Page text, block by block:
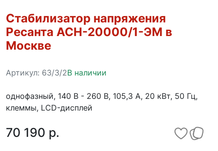
Стабилизатор напряжения
Ресанта АСН-20000/1-ЭМ в
Москве
Артикул: 63/3/2В наличии
однофазный, 140 В - 260 В, 105,3 А, 20 кВт, 50 Гц,
клеммы, LCD-дисплей
70 190 p.